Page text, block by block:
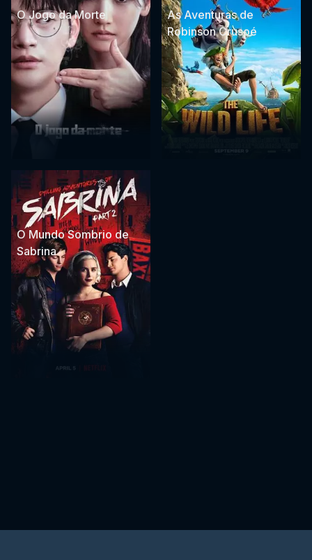
O Jogo da Morte
As Aventuras de
Robinson Crusoé
O Mundo Sombrio de
Sabrina